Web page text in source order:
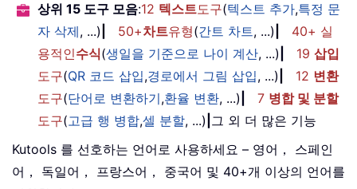
상위 15 도구 모음:12 텍스트도구(텍스트 추가,특정 문
자 삭제, ...) 50+차트유형(간트 차트, ...)
40+ 실
용적인수식(생일을 기준으로 나이 계산, ...) 19 삽입
도구(QR 코드 삽입,경로에서 그림 삽입, ...) 12 변환
도구(단어로 변환하기,환율 변환, ...) 7 병합 및 분할
도구(고급 행 병합,셀 분할, ...) 그 외 더 많은 기능
Kutools 를 선호하는 언어로 사용하세요 – 영어， 스페인
어， 독일어， 프랑스어， 중국어 및 40+개 이상의 언어를